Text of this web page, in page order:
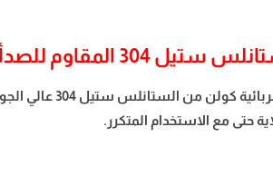
304 المقاوم للصدأ
تم تصنيع
حتى مع الاستخدام المتكرر.